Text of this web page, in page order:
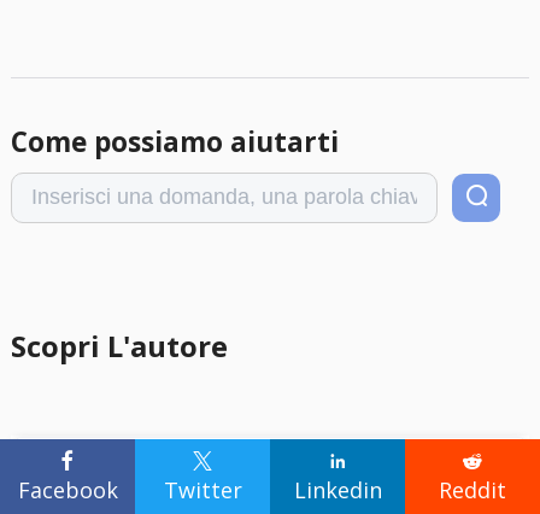

Facebook

Twitter

Linkedin

Reddit
Come possiamo aiutarti
Scopri L'autore
Pubblicato daAria